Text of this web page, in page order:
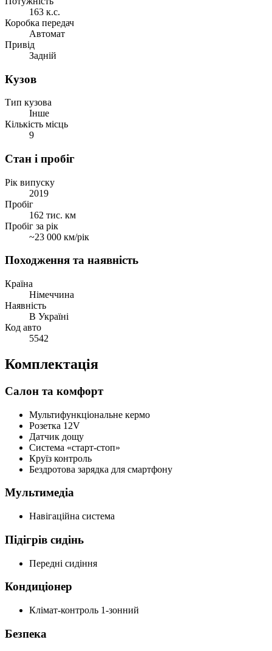
163 к.с.
Коробка передач
Автомат
Привід
Задній
Кузов
Тип кузова
Інше
Кількість місць
9
Стан і пробіг
Рік випуску
2019
Пробіг
162 тис. км
Пробіг за рік
~23 000 км/рік
Походження та наявність
Країна
Німеччина
Наявність
В Україні
Код авто
5542
Комплектація
Салон та комфорт
Мультифункціональне кермо
Розетка 12V
Датчик дощу
Система «старт-стоп»
Круїз контроль
Бездротова зарядка для смартфону
Мультимедіа
Навігаційна система
Підігрів сидінь
Передні сидіння
Кондиціонер
Клімат-контроль 1-зонний
Безпека